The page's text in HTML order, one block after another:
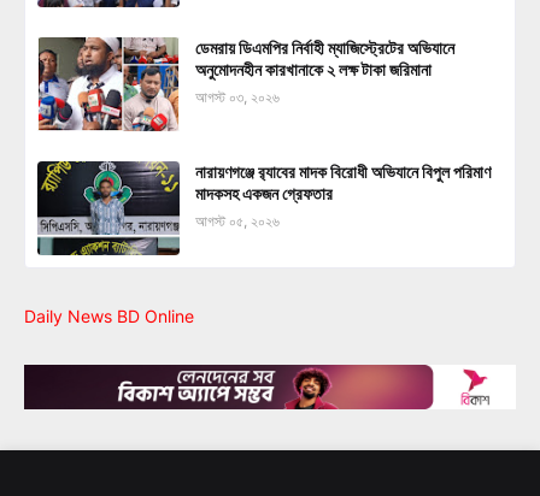
ডেমরায় ডিএমপির নির্বাহী ম্যাজিস্ট্রেটের অভিযানে
অনুমোদনহীন কারখানাকে ২ লক্ষ টাকা জরিমানা
আগস্ট ০৩, ২০২৬
নারায়ণগঞ্জে র‍্যাবের মাদক বিরোধী অভিযানে বিপুল পরিমাণ
মাদকসহ একজন গ্রেফতার
আগস্ট ০৫, ২০২৬
Daily News BD Online